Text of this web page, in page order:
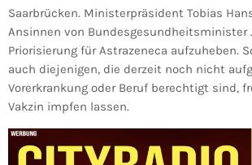
Saarbrücken. Ministerpräsident Tobias
Ansinnen von Bundesgesundheitsminister
Priorisierung für Astrazeneca aufzuheben.
auch diejenigen, die derzeit noch nicht
Vorerkrankung oder Beruf berechtigt sind,
Vakzin impfen lassen.